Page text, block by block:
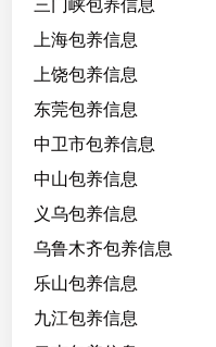
舞
蹈
1
8
/
7
2
/
2
k
三门峡包养信息
上海包养信息
上饶包养信息
东莞包养信息
中卫市包养信息
中山包养信息
义乌包养信息
乌鲁木齐包养信息
乐山包养信息
九江包养信息